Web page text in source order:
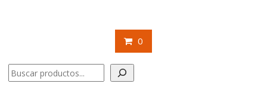
0
Buscar